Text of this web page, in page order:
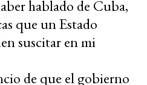
hablado de Cuba,
que un Estado
suscitar en mi
de que el gobierno